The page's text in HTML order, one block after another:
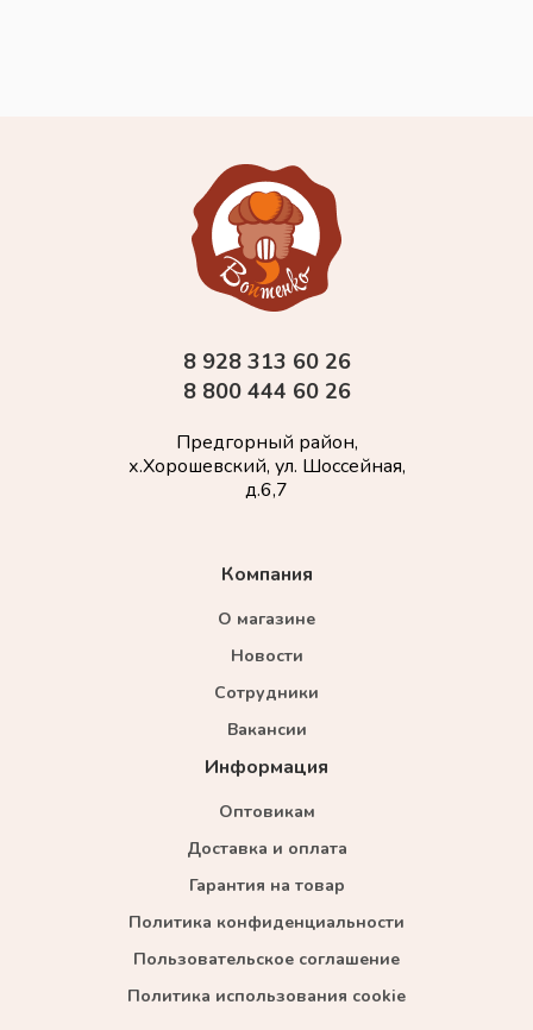
Компания
О магазине
Новости
Сотрудники
Вакансии
Информация
Оптовикам
Доставка и оплата
Гарантия на товар
Политика конфиденциальности
Пользовательское соглашение
Политика использования cookie
8 928 313 60 26
8 800 444 60 26
Предгорный район,
х.Хорошевский, ул. Шоссейная,
д.6,7